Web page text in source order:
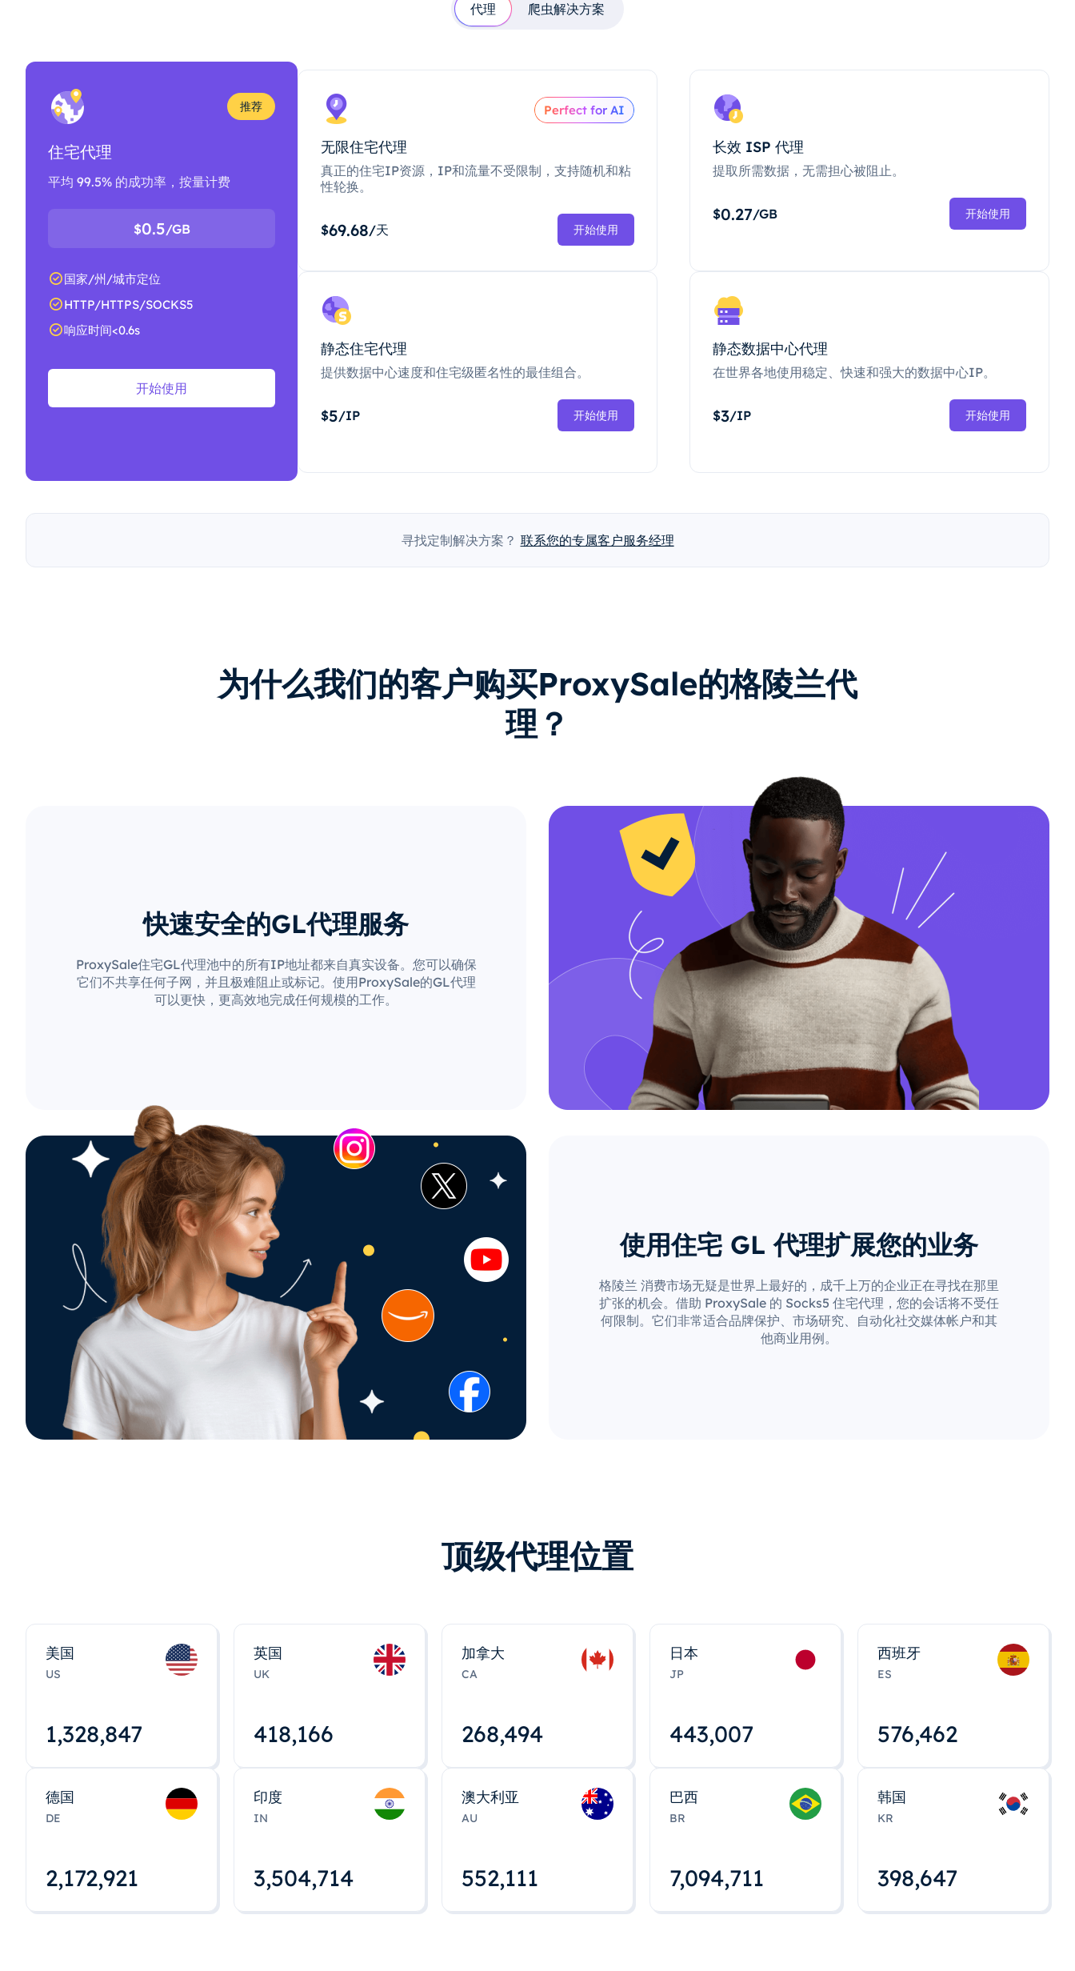
代理 爬虫解决方案
推荐
住宅代理
平均 99.5% 的成功率，按量计费
$0.5/GB
国家/州/城市定位
HTTP/HTTPS/SOCKS5
响应时间<0.6s
开始使用
Perfect for AI
无限住宅代理
真正的住宅IP资源，IP和流量不受限制，支持随机和粘
性轮换。
$69.68/天 开始使用
长效 ISP 代理
提取所需数据，无需担心被阻止。
$0.27/GB 开始使用
静态住宅代理
提供数据中心速度和住宅级匿名性的最佳组合。
$5/IP 开始使用
静态数据中心代理
在世界各地使用稳定、快速和强大的数据中心IP。
$3/IP 开始使用
寻找定制解决方案？ 联系您的专属客户服务经理
为什么我们的客户购买ProxySale的格陵兰代
理？
快速安全的GL代理服务
ProxySale住宅GL代理池中的所有IP地址都来自真实设备。您可以确保
它们不共享任何子网，并且极难阻止或标记。使用ProxySale的GL代理
可以更快，更高效地完成任何规模的工作。
使用住宅 GL 代理扩展您的业务
格陵兰 消费市场无疑是世界上最好的，成千上万的企业正在寻找在那里
扩张的机会。借助 ProxySale 的 Socks5 住宅代理，您的会话将不受任
何限制。它们非常适合品牌保护、市场研究、自动化社交媒体帐户和其
他商业用例。
顶级代理位置
美国
US
1,328,848
英国
UK
418,167
加拿大
CA
268,495
日本
JP
443,008
西班牙
ES
576,463
德国
DE
2,172,922
印度
IN
3,504,715
澳大利亚
AU
552,112
巴西
BR
7,094,712
韩国
KR
398,648